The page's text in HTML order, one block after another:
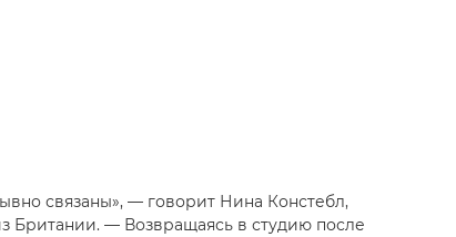
связаны», — говорит Нина Констебл,
Британии. — Возвращаясь в студию после